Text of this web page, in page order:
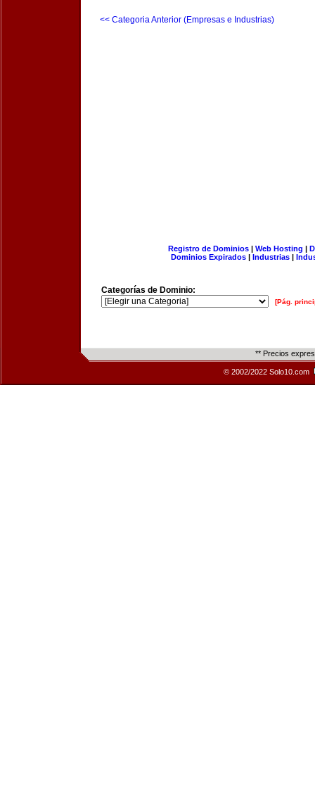
<< Categoria Anterior (Empresas e Industrias)
Registro de Dominios| Web Hosting |
Dominios Expirados | Industrias |
Categorías de Dominio:
[Pág.
** Precios
© 2002/2022 Solo10.com